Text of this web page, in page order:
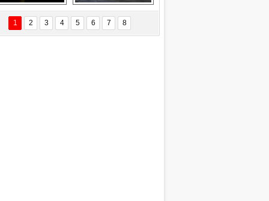
ÖZYANIK
Değişti?
Delta uçağına
yıldırım çarptı
Ford Focus RS
(2015)
1 2 3 4 5 6 7 8